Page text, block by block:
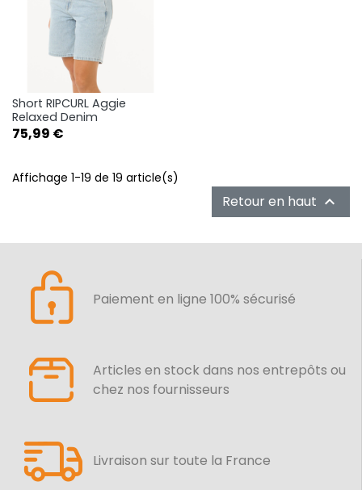
Short RIPCURL Aggie
Relaxed Denim
Prix
75,99 €
Affichage 1-19 de 19 article(s)
Retour en haut 
Paiement en ligne 100% sécurisé
Articles en stock dans nos entrepôts ou
chez nos fournisseurs
Livraison sur toute la France